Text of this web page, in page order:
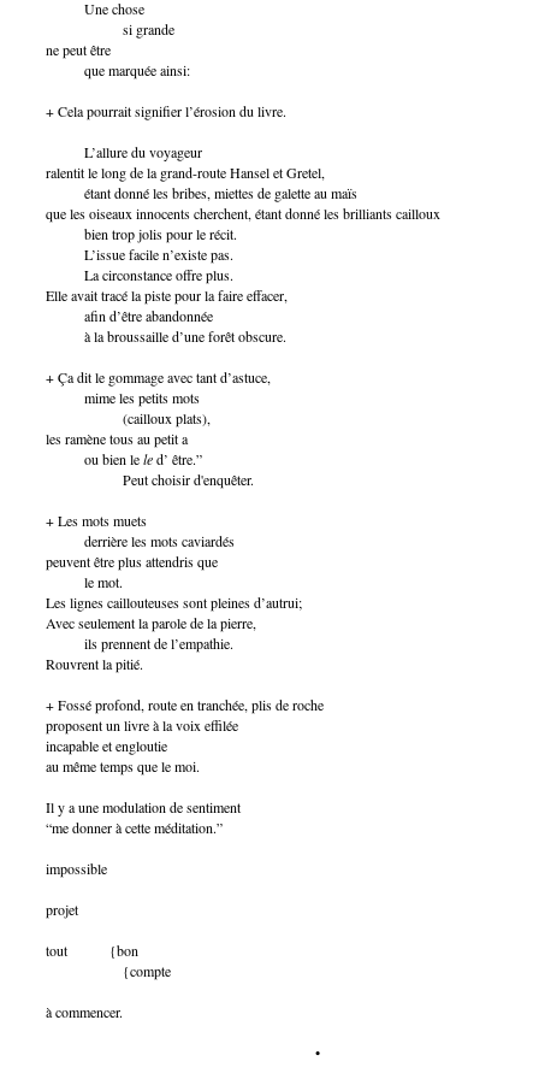
Une chose
si grande
ne peut être
que marquée ainsi:
+ Cela pourrait signifier l’érosion du livre.
L’allure du voyageur
ralentit le long de la grand-route Hansel et Gretel,
étant donné les bribes, miettes de galette au maïs
que les oiseaux innocents cherchent, étant donné les brilliants cailloux
bien trop jolis pour le récit.
L’issue facile n’existe pas.
La circonstance offre plus.
Elle avait tracé la piste pour la faire effacer,
afin d’être abandonnée
à la broussaille d’une forêt obscure.
+ Ça dit le gommage avec tant d’astuce,
mime les petits mots
(cailloux plats),
les ramène tous au petit a
ou bien leled’ être.”
Peut choisir d'enquêter.
+ Les mots muets
derrière les mots caviardés
peuvent être plus attendris que
le mot.
Les lignes caillouteuses sont pleines d’autrui;
Avec seulement la parole de la pierre,
ils prennent de l’empathie.
Rouvrent la pitié.
+ Fossé profond, route en tranchée, plis de roche
proposent un livre à la voix effilée
incapable et engloutie
au même temps que le moi.
Il y a une modulation de sentiment
“me donner à cette méditation.”
impossible
projet
tout {bon
{compte
à commencer.
•